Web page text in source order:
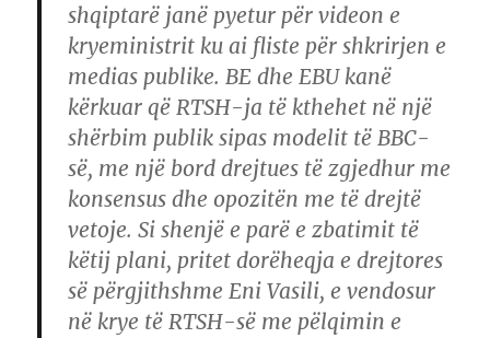
shqiptarë janë pyetur për videon e
kryeministrit ku ai fliste për shkrirjen e
medias publike. BE dhe EBU kanë
kërkuar që RTSH-ja të kthehet në një
shërbim publik sipas modelit të BBC-
së, me një bord drejtues të zgjedhur me
konsensus dhe opozitën me të drejtë
vetoje. Si shenjë e parë e zbatimit të
këtij plani, pritet dorëheqja e drejtores
së përgjithshme Eni Vasili, e vendosur
në krye të RTSH-së me pëlqimin e